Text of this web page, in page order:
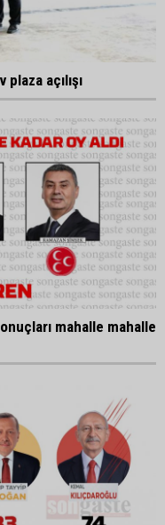
açılışı
mahalle mahalle